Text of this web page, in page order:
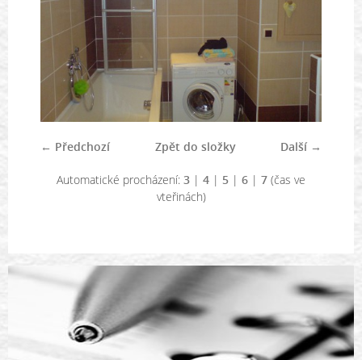
← Předchozí Další →
Zpět do složky
Automatické procházení: 3 | 4 | 5 | 6 | 7 (čas ve
vteřinách)